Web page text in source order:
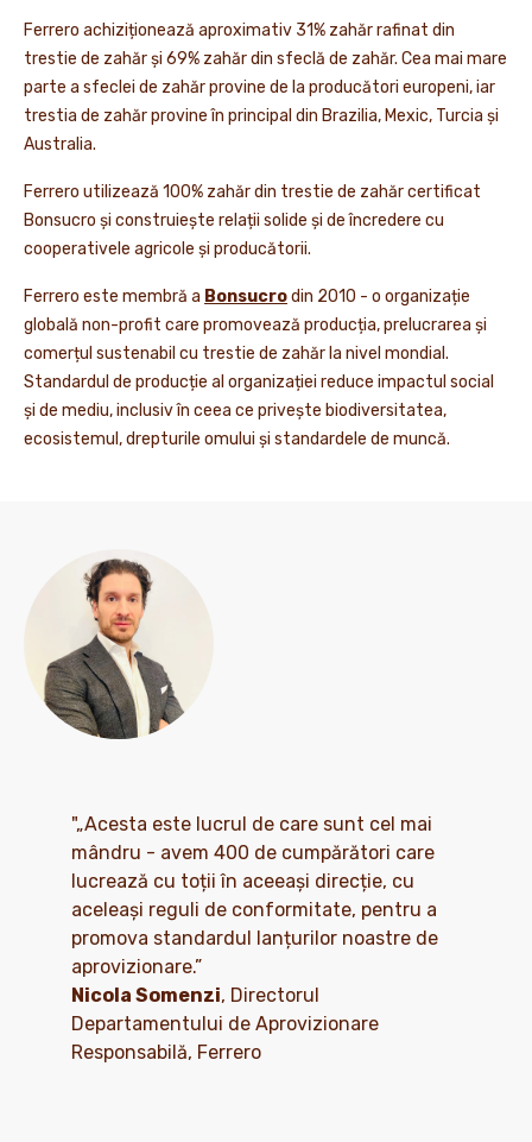
Ferrero achiziționează aproximativ 31% zahăr rafinat din
trestie de zahăr și 69% zahăr din sfeclă de zahăr. Cea mai mare
parte a sfeclei de zahăr provine de la producători europeni, iar
trestia de zahăr provine în principal din Brazilia, Mexic, Turcia și
Australia.
Ferrero utilizează 100% zahăr din trestie de zahăr certificat
Bonsucro și construiește relații solide și de încredere cu
cooperativele agricole și producătorii.
Ferrero este membră a Bonsucrodin 2010 - o organizație
globală non-profit care promovează producția, prelucrarea și
comerțul sustenabil cu trestie de zahăr la nivel mondial.
Standardul de producție al organizației reduce impactul social
și de mediu, inclusiv în ceea ce privește biodiversitatea,
ecosistemul, drepturile omului și standardele de muncă.
"„Acesta este lucrul de care sunt cel mai
mândru - avem 400 de cumpărători care
lucrează cu toții în aceeași direcție, cu
aceleași reguli de conformitate, pentru a
promova standardul lanțurilor noastre de
aprovizionare.”
Nicola Somenzi, Directorul
Departamentului de Aprovizionare
Responsabilă, Ferrero